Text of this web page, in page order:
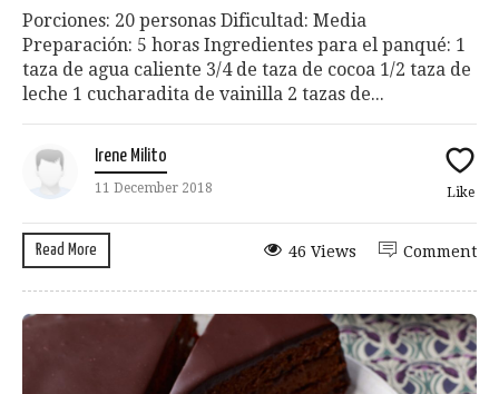
Porciones: 20 personas Dificultad: Media
Preparación: 5 horas Ingredientes para el panqué: 1
taza de agua caliente 3/4 de taza de cocoa 1/2 taza de
leche 1 cucharadita de vainilla 2 tazas de...
Irene Milito
11 December 2018 Like
Read More Comment
46 Views